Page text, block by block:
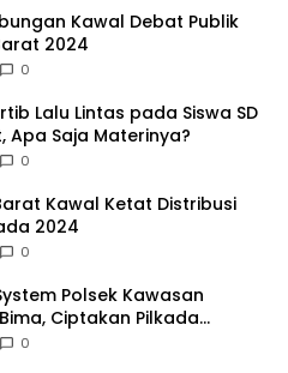
Kawal Debat Publik
2024
0
Lalu Lintas pada Siswa SD
Apa Saja Materinya?
0
Kawal Ketat Distribusi
2024
0
Polsek Kawasan
Ciptakan Pilkada
Aman dan Damai
0